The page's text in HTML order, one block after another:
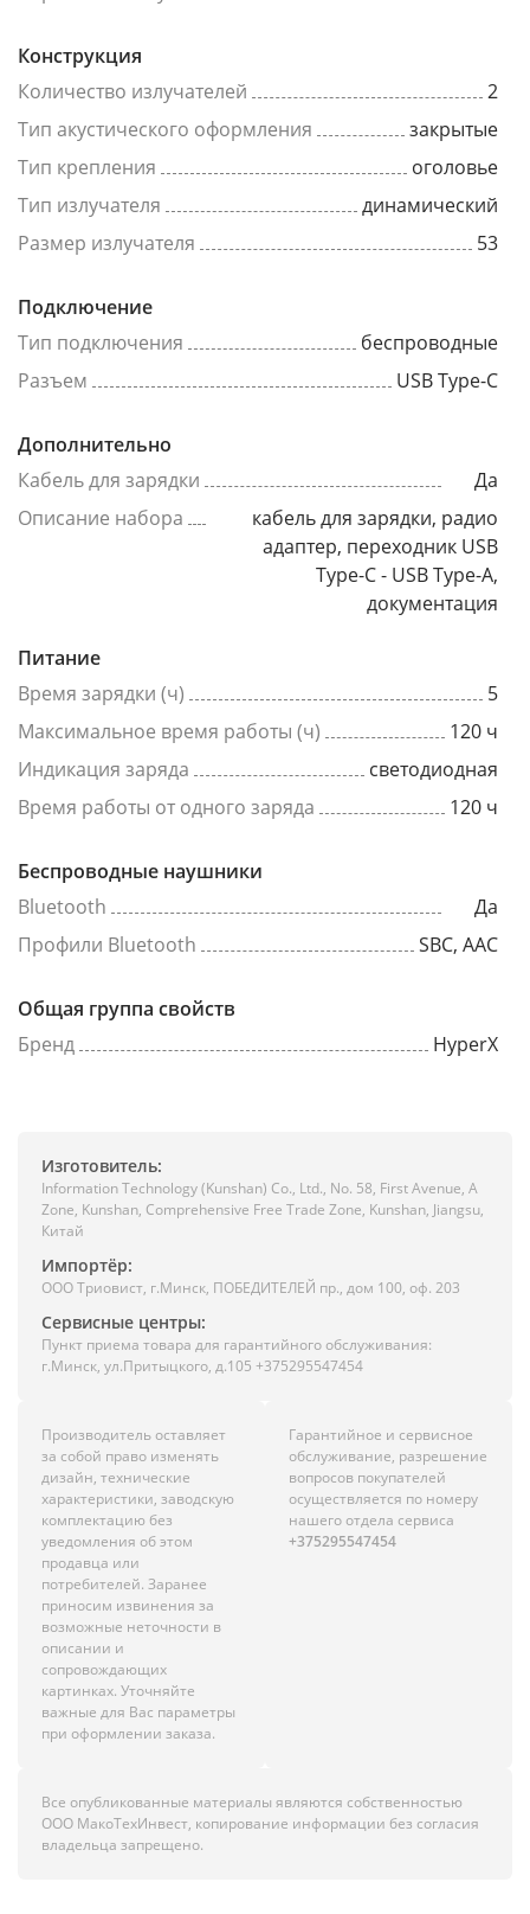
Конструкция
Количество излучателей
2
Тип акустического оформления
закрытые
Тип крепления
оголовье
Тип излучателя
динамический
Размер излучателя
53
Подключение
Тип подключения
беспроводные
Разъем
USB Type-C
Дополнительно
Кабель для зарядки
Да
Описание набора
кабель для зарядки, радио
адаптер, переходник USB
Type-C - USB Type-A,
документация
Питание
Время зарядки (ч)
5
Максимальное время работы (ч)
120 ч
Индикация заряда
светодиодная
Время работы от одного заряда
120 ч
Беспроводные наушники
Bluetooth
Да
Профили Bluetooth
SBC, AAC
Общая группа свойств
Бренд
HyperX
Изготовитель:
Information Technology (Kunshan) Co., Ltd., No. 58, First Avenue, A
Zone, Kunshan, Comprehensive Free Trade Zone, Kunshan, Jiangsu,
Китай
Импортёр:
ООО Триовист, г.Минск, ПОБЕДИТЕЛЕЙ пр., дом 100, оф. 203
Сервисные центры:
Пункт приема товара для гарантийного обслуживания:
г.Минск, ул.Притыцкого, д.105 +375295547454
Производитель оставляет
за собой право изменять
дизайн, технические
характеристики, заводскую
комплектацию без
уведомления об этом
продавца или
потребителей. Заранее
приносим извинения за
возможные неточности в
описании и
сопровождающих
картинках. Уточняйте
важные для Вас параметры
при оформлении заказа.
Гарантийное и сервисное
обслуживание, разрешение
вопросов покупателей
осуществляется по номеру
нашего отдела сервиса
+375295547454
Все опубликованные материалы являются собственностью
ООО МакоТехИнвест, копирование информации без согласия
владельца запрещено.